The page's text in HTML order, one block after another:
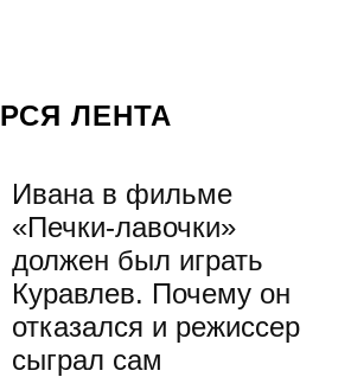
РСЯ ЛЕНТА
Ивана в фильме
«Печки-лавочки»
должен был играть
Куравлев. Почему он
отказался и режиссер
сыграл сам